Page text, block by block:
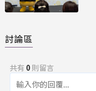
討論區
共有 0則留言